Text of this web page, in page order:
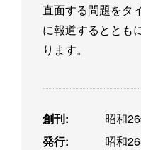
直面する問題をタ
に報道するととも
ります。
創刊:
昭和
発行:
昭和